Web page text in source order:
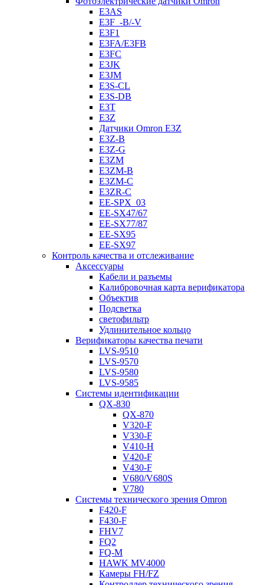
E3AS
E3F_-B/-V
E3F1
E3FA/E3FB
E3FC
E3JK
E3JM
E3S-CL
E3S-DB
E3T
E3Z
Датчики Omron E3Z
E3Z-B
E3Z-G
E3ZM
E3ZM-B
E3ZM-C
E3ZR-C
EE-SPX_03
EE-SX47/67
EE-SX77/87
EE-SX95
EE-SX97
Контроль качества и отслеживание
Аксессуары
Кабели и разъемы
Калибровочная карта верификатора
Объектив
Подсветка
светофильтр
Удлинительное кольцо
Верификаторы качества печати
LVS-9510
LVS-9570
LVS-9580
LVS-9585
Системы идентификации
QX-830
QX-870
V320-F
V330-F
V410-H
V420-F
V430-F
V680/V680S
V780
Системы технического зрения Omron
F420-F
F430-F
FHV7
FQ2
FQ-M
HAWK MV4000
Камеры FH/FZ